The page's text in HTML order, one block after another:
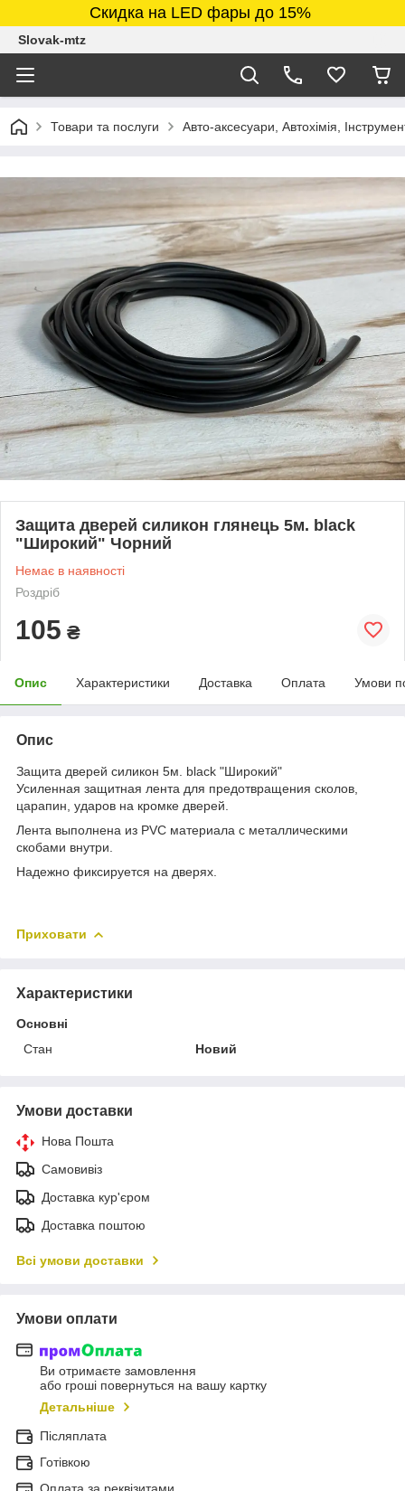
Скидка на LED фары до 15%
Slovak-mtz
Товари та послуги Авто-аксесуари, Автохімія,
Защита дверей силикон глянець 5м. black
"Широкий" Чорний
Немає в наявності
Роздріб
105 ₴
Опис Характеристики Доставка Оплата Умови
Опис
Защита дверей силикон 5м. black "Широкий"
Усиленная защитная лента для предотвращения сколов,
царапин, ударов на кромке дверей.
Лента выполнена из PVC материала с металлическими
скобами внутри.
Надежно фиксируется на дверях.
Приховати
Характеристики
Основні
Стан
Новий
Умови доставки
Нова Пошта
Самовивіз
Доставка кур'єром
Доставка поштою
Всі умови доставки
Умови оплати
Ви отримаєте замовлення
або гроші повернуться на вашу картку
Детальніше
Післяплата
Готівкою